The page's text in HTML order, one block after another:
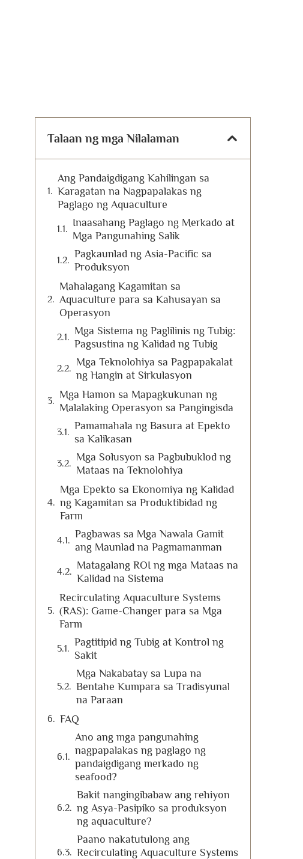
Talaan ng mga Nilalaman
Ang Pandaigdigang Kahilingan sa
Karagatan na Nagpapalakas ng
Paglago ng Aquaculture
Inaasahang Paglago ng Merkado at
Mga Pangunahing Salik
Pagkaunlad ng Asia-Pacific sa
Produksyon
Mahalagang Kagamitan sa
Aquaculture para sa Kahusayan sa
Operasyon
Mga Sistema ng Paglilinis ng Tubig:
Pagsustina ng Kalidad ng Tubig
Mga Teknolohiya sa Pagpapakalat
ng Hangin at Sirkulasyon
Mga Hamon sa Mapagkukunan ng
Malalaking Operasyon sa Pangingisda
Pamamahala ng Basura at Epekto
sa Kalikasan
Mga Solusyon sa Pagbubuklod ng
Mataas na Teknolohiya
Mga Epekto sa Ekonomiya ng Kalidad
ng Kagamitan sa Produktibidad ng
Farm
Pagbawas sa Mga Nawala Gamit
ang Maunlad na Pagmamanman
Matagalang ROI ng mga Mataas na
Kalidad na Sistema
Recirculating Aquaculture Systems
(RAS): Game-Changer para sa Mga
Farm
Pagtitipid ng Tubig at Kontrol ng
Sakit
Mga Nakabatay sa Lupa na
Bentahe Kumpara sa Tradisyunal
na Paraan
FAQ
Ano ang mga pangunahing
nagpapalakas ng paglago ng
pandaigdigang merkado ng
seafood?
Bakit nangingibabaw ang rehiyon
ng Asya-Pasipiko sa produksyon
ng aquaculture?
Paano nakatutulong ang
Recirculating Aquaculture Systems